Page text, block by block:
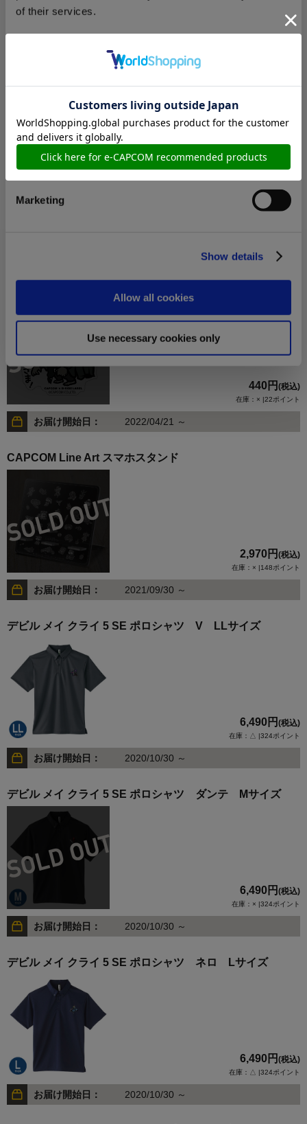
of their services.
Statistics
Marketing
Show details
Allow all cookies
Use necessary cookies only
3,300円(税込)
2022/09/16 ～
モンスターハンター×NEW ERAコラボTシャツ S
8,470円 (税込)
440円 (税込)
在庫：× |22ポイント
お届け開始日： 2022/04/21 ～
CAPCOM Line Art スマホスタンド
2,970円 (税込)
在庫：× |148ポイント
お届け開始日： 2021/09/30 ～
デビル メイ クライ 5 SE ポロシャツ V LLサイズ
6,490円 (税込)
在庫：△ |324ポイント
お届け開始日： 2020/10/30 ～
デビル メイ クライ 5 SE ポロシャツ ダンテ Mサイズ
6,490円 (税込)
在庫：× |324ポイント
お届け開始日： 2020/10/30 ～
デビル メイ クライ 5 SE ポロシャツ ネロ Lサイズ
6,490円 (税込)
在庫：△ |324ポイント
お届け開始日： 2020/10/30 ～